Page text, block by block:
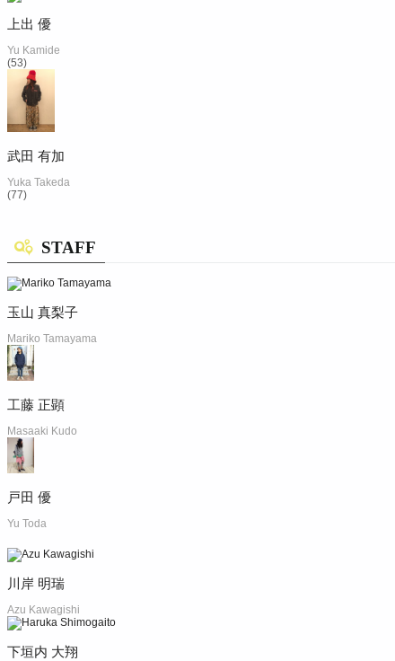
上出 優
Yu Kamide
(53)
武田 有加
Yuka Takeda
(77)
STAFF
玉山 真梨子
Mariko Tamayama
工藤 正顕
Masaaki Kudo
戸田 優
Yu Toda
川岸 明瑞
Azu Kawagishi
下垣内 大翔